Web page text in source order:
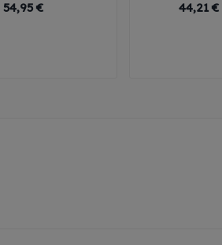
54,95 €Prix 44,21 €